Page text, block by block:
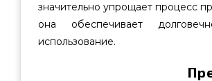
значительно упрощает процесс
она обеспечивает
использование.